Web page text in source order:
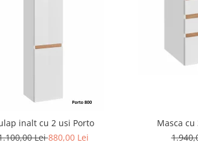
inalt cu 2 usi Porto
Lei880,00 Lei
Masca